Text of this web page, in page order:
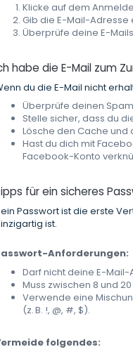
Klicke auf dem
Gib die E-Mail-Adresse
Überprüfe deine E-
habe die E-Mail zum
du die E-Mail nicht
Überprüfe deinen
Stelle sicher, dass du
Lösche den Cache und
Hast du dich mit
Facebook-Konto
für ein sicheres
Passwort ist die erste
ist.
Anforderungen:
Darf nicht deine E-Mail-
Muss zwischen 8 und
Verwende eine
(z. B. !, @, #, $).
folgendes: